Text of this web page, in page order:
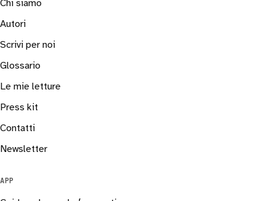
Chi siamo
Autori
Scrivi per noi
Glossario
Le mie letture
Press kit
Contatti
Newsletter
APP